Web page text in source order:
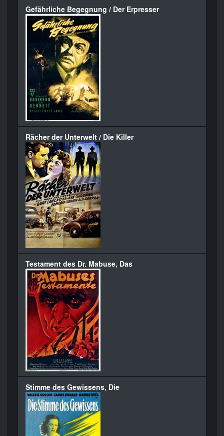
Gefährliche Begegnung / Der Erpresser
Rächer der Unterwelt / Die Killer
Testament des Dr. Mabuse, Das
Stimme des Gewissens, Die